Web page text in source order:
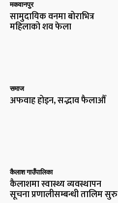
मकवानपुर
सामुदायिक वनमा बोराभित्र
महिलाको शव फेला
समाज
अफवाह होइन, सद्भाव फैलाऔँ
कैलाश गाउँपालिका
कैलाशमा स्वास्थ्य व्यवस्थापन
सूचना प्रणालीसम्बन्धी तालिम सुरु